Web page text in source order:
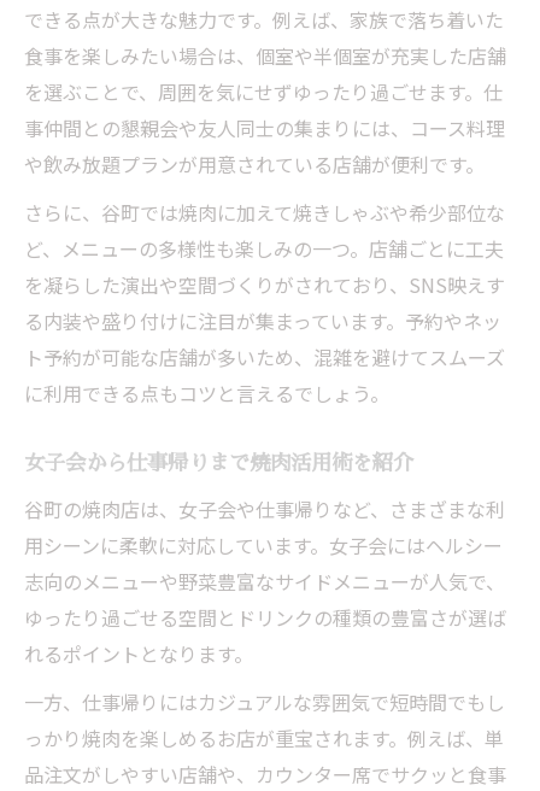
できる点が大きな魅力です。例えば、家族で落ち着いた
食事を楽しみたい場合は、個室や半個室が充実した店舗
を選ぶことで、周囲を気にせずゆったり過ごせます。仕
事仲間との懇親会や友人同士の集まりには、コース料理
や飲み放題プランが用意されている店舗が便利です。
さらに、谷町では焼肉に加えて焼きしゃぶや希少部位な
ど、メニューの多様性も楽しみの一つ。店舗ごとに工夫
を凝らした演出や空間づくりがされており、SNS映えす
る内装や盛り付けに注目が集まっています。予約やネッ
ト予約が可能な店舗が多いため、混雑を避けてスムーズ
に利用できる点もコツと言えるでしょう。
女子会から仕事帰りまで焼肉活用術を紹介
谷町の焼肉店は、女子会や仕事帰りなど、さまざまな利
用シーンに柔軟に対応しています。女子会にはヘルシー
志向のメニューや野菜豊富なサイドメニューが人気で、
ゆったり過ごせる空間とドリンクの種類の豊富さが選ば
れるポイントとなります。
一方、仕事帰りにはカジュアルな雰囲気で短時間でもし
っかり焼肉を楽しめるお店が重宝されます。例えば、単
品注文がしやすい店舗や、カウンター席でサクッと食事